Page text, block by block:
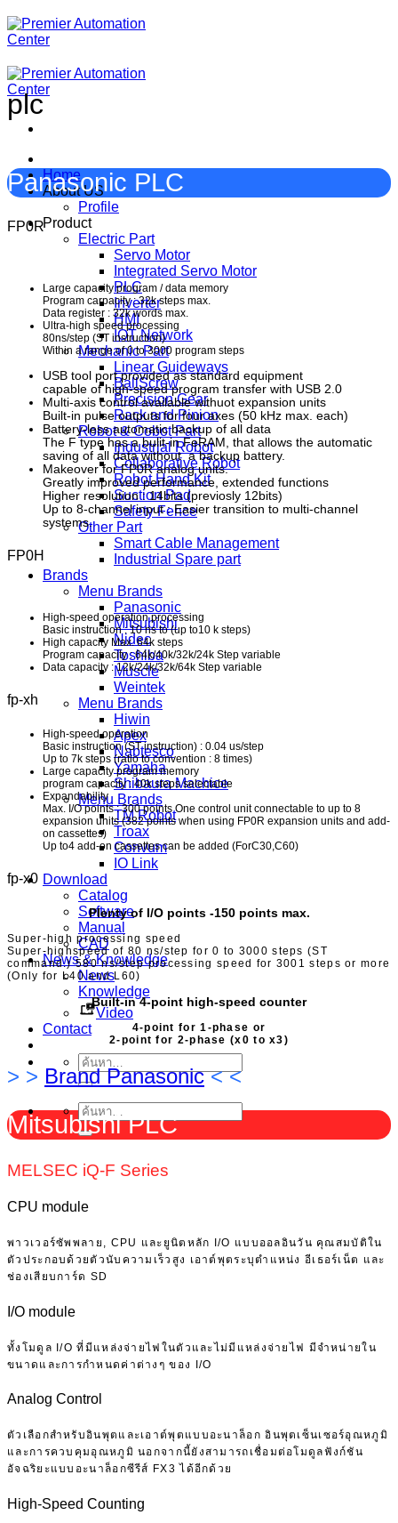
ข้าม
ไป
เนื้อหา
Home
About US
Profile
Product
Electric Part
Servo Motor
Integrated Servo Motor
PLC
Inverter
HMI
IOT Network
Mechanic Part
Linear Guideways
BallScrew
Precision Gear
Rack and Pinion
Robot & Cobot Part
Industrial Robot
Collaborative Robot
Robot Hand Kit
Suction Pad
Safety Fence
Other Part
Smart Cable Management
Industrial Spare part
Brands
Menu Brands
Panasonic
Mitsubishi
Nidec
Toshiba
Muscle
Weintek
Menu Brands
Hiwin
Apex
Nabtesco
Yamaha
Shibaura Machice
Menu Brands
TM Robot
Troax
Convum
IO Link
Download
Catalog
Software
Manual
CAD
News & Knowledge
News
Knowledge
Video
Contact
ค้นหา:
ค้นหา:
plc
Panasonic PLC
FP0R
Large capacity program / data memory
Program carpacity : 32k steps max.
Data register : 32k words max.
Ultra-high speed processing
80ns/step (ST instruction)
Within a range of 0 to 3000 program steps
USB tool port provided as standard equipment
capable of high-speed program transfer with USB 2.0
Multi-axis control available withuot expansion units
Built-in pulse outputs for four axes (50 kHz max. each)
Battery-less automatic backup of all data
The F type has a bulit-in FeRAM, that allows the automatic
saving of all data without a backup battery.
Makeover for FP0R analog units.
Greatly improved performance, extended functions
Higher resolution : 14bits (previosly 12bits)
Up to 8-channel input : Easier transition to multi-channel
systems.
FP0H
High-speed operation processing
Basic instruction : 10 ns to (up to10 k steps)
High capacity Max. 64k steps
Program capacity : 64k/40k/32k/24k Step variable
Data capacity : 12k/24k/32k/64k Step variable
fp-xh
High-speed operation
Basic instruction (ST instruction) : 0.04 us/step
Up to 7k steps (ratio to convention : 8 times)
Large capacity program memory
program capacity : 40k steps selectable
Expandability
Max. I/O points : 300 points One control unit connectable to up to 8
expansion units (382 points when using FP0R expansion units and add-
on cassettes)
Up to4 add-on cassettes can be added (ForC30,C60)
fp-x0
Plenty of I/O points -150 points max.
Super-high processing speed
Super-highspeed of 80 ns/step for 0 to 3000 steps (ST
command.) 580 ns/step processing speed for 3001 steps or more
(Only for L40 and L60)
Built-in 4-point high-speed counter
4-point for 1-phase or
2-point for 2-phase (x0 to x3)
> > Brand Panasonic< <
Mitsubishi PLC
MELSEC iQ-F Series
CPU module
พาวเวอร์ซัพพลาย, CPU และยูนิตหลัก I/O แบบออลอินวัน คุณสมบัติใน
ตัวประกอบด้วยตัวนับความเร็วสูง เอาต์พุตระบุตำแหน่ง อีเธอร์เน็ต และ
ช่องเสียบการ์ด SD
I/O module
ทั้งโมดูล I/O ที่มีแหล่งจ่ายไฟในตัวและไม่มีแหล่งจ่ายไฟ มีจำหน่ายใน
ขนาดและการกำหนดค่าต่างๆ ของ I/O
Analog Control
ตัวเลือกสำหรับอินพุตและเอาต์พุตแบบอะนาล็อก อินพุตเซ็นเซอร์อุณหภูมิ
และการควบคุมอุณหภูมิ นอกจากนี้ยังสามารถเชื่อมต่อโมดูลฟังก์ชัน
อัจฉริยะแบบอะนาล็อกซีรีส์ FX3 ได้อีกด้วย
High-Speed Counting